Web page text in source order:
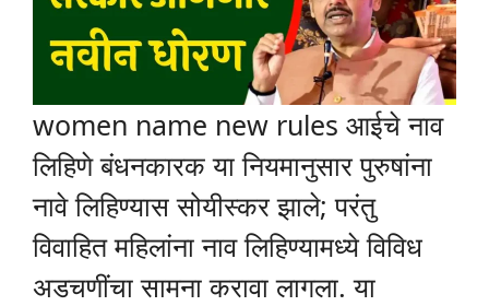
women name new rules आईचे नाव
लिहिणे बंधनकारक या नियमानुसार पुरुषांना
नावे लिहिण्यास सोयीस्कर झाले; परंतु
विवाहित महिलांना नाव लिहिण्यामध्ये विविध
अडचणींचा सामना करावा लागला. या